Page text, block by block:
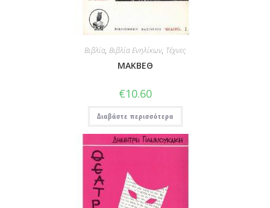
Βιβλία, Βιβλία Ενηλίκων, Τέχνες
ΜΑΚΒΕΘ
€10.60
Διαβάστε περισσότερα